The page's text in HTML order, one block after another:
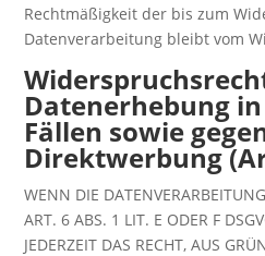
Rechtmäßigkeit der bis zum
Datenverarbeitung bleibt vom
Datenerhebung
Fällen sowie
Direktwerbung
WENN DIE
ART. 6 ABS. 1 LIT. E ODER F
JEDERZEIT DAS RECHT, AUS